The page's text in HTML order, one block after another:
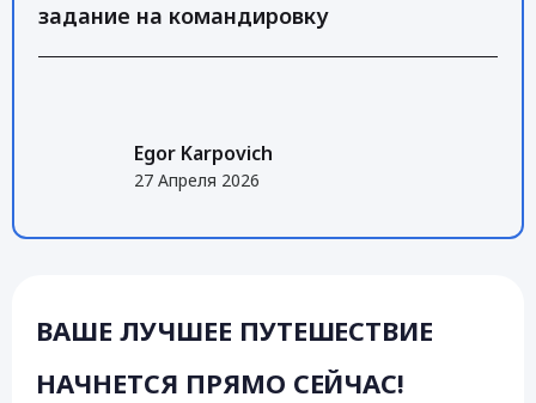
задание на командировку
Egor Karpovich
27 Апреля 2026
ВАШЕ ЛУЧШЕЕ ПУТЕШЕСТВИЕ
НАЧНЕТСЯ ПРЯМО СЕЙЧАС!